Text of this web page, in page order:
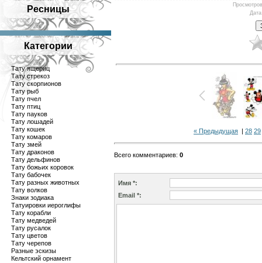
Ресницы
Категории
Тату ящериц
Тату стрекоз
Тату скорпионов
Тату рыб
Тату пчел
Тату птиц
Тату пауков
Тату лошадей
Тату кошек
Тату комаров
Тату змей
Тату драконов
Тату дельфинов
Тату божьих коровок
Тату бабочек
Тату разных животных
Тату волков
Знаки зодиака
Татуировки иероглифы
Тату корабли
Тату медведей
Тату русалок
Тату цветов
Тату черепов
Разные эскизы
Кельтский орнамент
Просмотров
Дата
« Предыдущая | 28 29
Всего комментариев: 0
Имя *:
Email *: